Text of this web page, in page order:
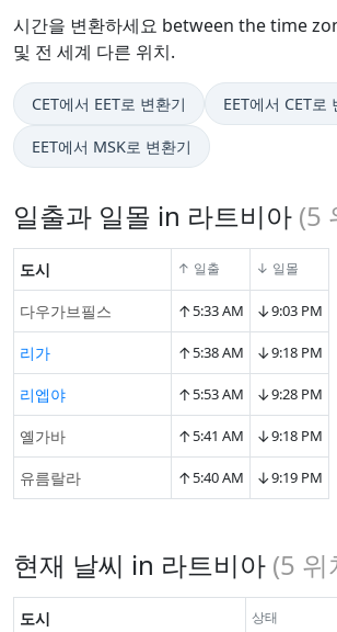
시간을 변환하세요 between the time
및 전 세계 다른 위치.
CET에서 EET로 변환기 EET에서 CET로
EET에서 MSK로 변환기
일출과 일몰 in 라트비아 (5
도시 ↑ 일출 ↓ 일몰
다우가브필스 ↑5:33 AM ↓9:03 PM
리가 ↑5:38 AM ↓9:18 PM
리엡야 ↑5:53 AM ↓9:28 PM
옐가바 ↑5:41 AM ↓9:18 PM
유름랄라 ↑5:40 AM ↓9:19 PM
현재 날씨 in 라트비아 (5 위
도시 상태